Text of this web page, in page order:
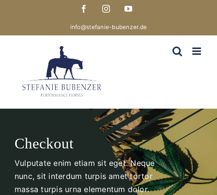
FacebookInstagramYouTube
info@stefanie-bubenzer.de
Checkout
Vulputate enim etiam sit eget. Neque
nunc, sit interdum turpis amet tortor
massa turpis urna elementum dolor.